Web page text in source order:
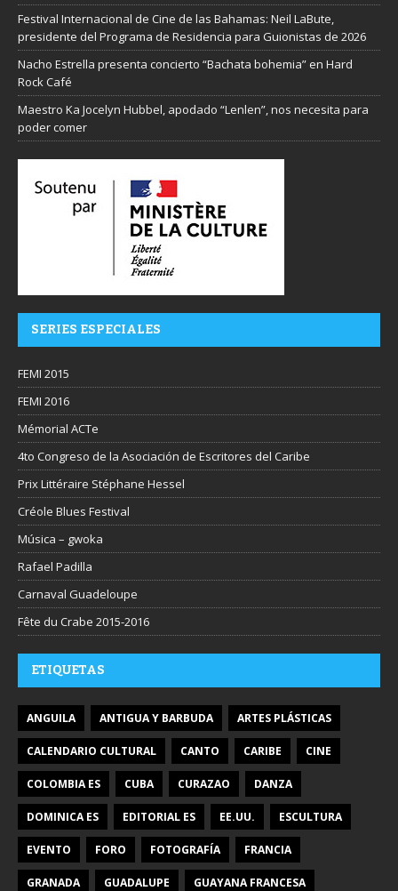
Festival Internacional de Cine de las Bahamas: Neil LaBute,
presidente del Programa de Residencia para Guionistas de 2026
Nacho Estrella presenta concierto “Bachata bohemia” en Hard
Rock Café
Maestro Ka Jocelyn Hubbel, apodado “Lenlen”, nos necesita para
poder comer
SERIES ESPECIALES
FEMI 2015
FEMI 2016
Mémorial ACTe
4to Congreso de la Asociación de Escritores del Caribe
Prix Littéraire Stéphane Hessel
Créole Blues Festival
Música – gwoka
Rafael Padilla
Carnaval Guadeloupe
Fête du Crabe 2015-2016
ETIQUETAS
ANGUILA ANTIGUA Y BARBUDA ARTES PLÁSTICAS
CALENDARIO CULTURAL CANTO CARIBE CINE
COLOMBIA ES CUBA CURAZAO DANZA
DOMINICA ES EDITORIAL ES EE.UU. ESCULTURA
EVENTO FORO FOTOGRAFÍA FRANCIA
GRANADA GUADALUPE GUAYANA FRANCESA